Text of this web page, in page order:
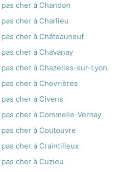
cher à Chandon
cher à Charlieu
cher à Châteauneuf
cher à Chavanay
cher à Chazelles-sur-Lyon
cher à Chevrières
cher à Civens
cher à Commelle-Vernay
cher à Coutouvre
cher à Craintilleux
cher à Cuzieu